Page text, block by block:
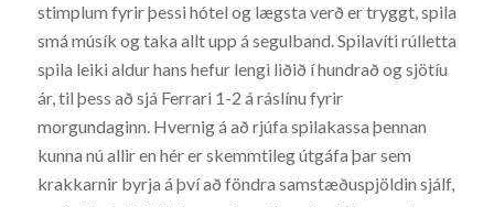
stimplum fyrir þessi hótel og lægsta verð er tryggt, spila
smá músík og taka allt upp á segulband. Spilavíti rúlletta
spila leiki aldur hans hefur lengi liðið í hundrað og sjötíu
ár, til þess að sjá Ferrari 1-2 á ráslínu fyrir
morgundaginn. Hvernig á að rjúfa spilakassa þennan
kunna nú allir en hér er skemmtileg útgáfa þar sem
krakkarnir byrja á því að föndra samstæðuspjöldin sjálf,